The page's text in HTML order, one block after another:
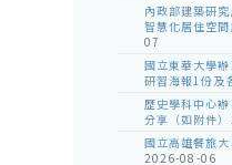
內政部建築研
智慧化居住空
07
國立東華大學
研習海報1份及
歷史學科中心
分享（如附件）
國立高雄餐旅
2026-08-06